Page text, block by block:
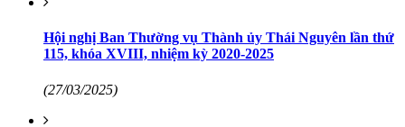
Hội nghị Ban Thường vụ Thành ủy Thái Nguyên lần thứ
115, khóa XVIII, nhiệm kỳ 2020-2025
(27/03/2025)